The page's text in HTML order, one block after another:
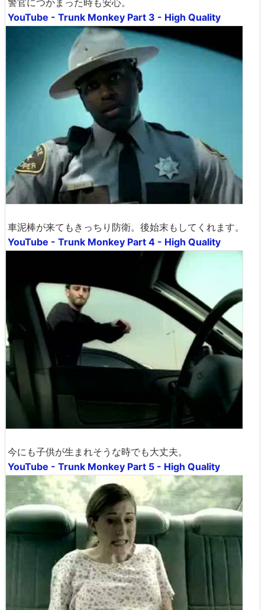
警官につかまった時も安心。
YouTube - Trunk Monkey Part 3 - High Quality
車泥棒が来てもきっちり防衛。後始末もしてくれます。
YouTube - Trunk Monkey Part 4 - High Quality
今にも子供が生まれそうな時でも大丈夫。
YouTube - Trunk Monkey Part 5 - High Quality